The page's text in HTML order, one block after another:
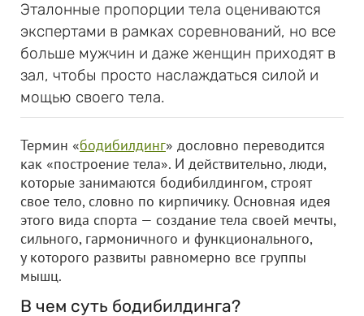
Эталонные пропорции тела оцениваются
экспертами в рамках соревнований, но все
больше мужчин и даже женщин приходят в
зал, чтобы просто наслаждаться силой и
мощью своего тела.
Термин «бодибилдинг» дословно переводится
как «построение тела». И действительно, люди,
которые занимаются бодибилдингом, строят
свое тело, словно по кирпичику. Основная идея
этого вида спорта — создание тела своей мечты,
сильного, гармоничного и функционального,
у которого развиты равномерно все группы
мышц.
В чем суть бодибилдинга?